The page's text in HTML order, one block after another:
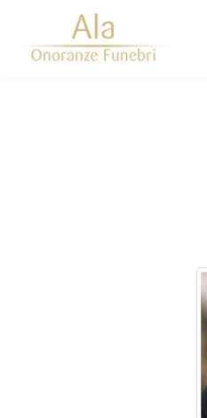
Questo sito o gli strumenti
scorrendo